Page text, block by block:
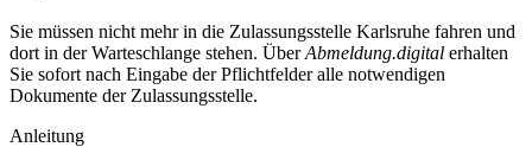
Sie müssen nicht mehr in die Zulassungsstelle Karlsruhe fahren und
dort in der Warteschlange stehen. ÜberAbmeldung.digital erhalten
Sie sofort nach Eingabe der Pflichtfelder alle notwendigen
Dokumente der Zulassungsstelle.
Anleitung